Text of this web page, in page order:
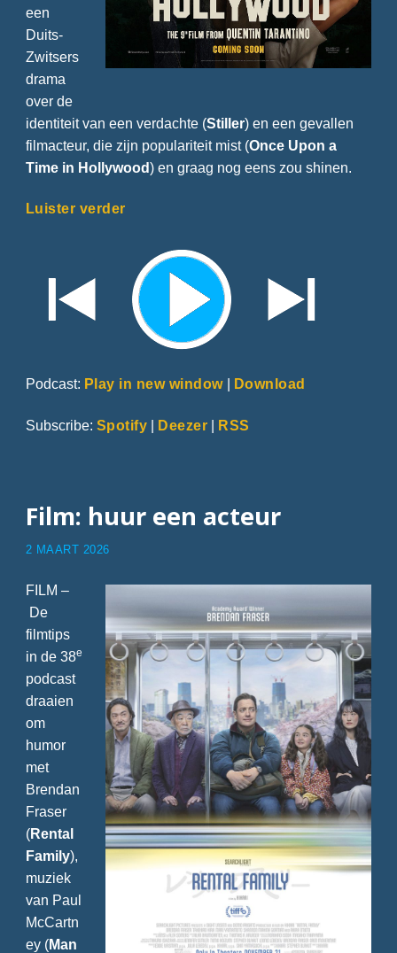
een
Duits-
Zwitsers
drama
over de
identiteit van een verdachte (Stiller) en een gevallen
filmacteur, die zijn populariteit mist (Once Upon a
Time in Hollywood) en graag nog eens zou shinen.
Luister verder
Podcast: Play in new window| Download
Subscribe: Spotify | Deezer | RSS
Film: huur een acteur
2 MAART 2026
FILM –
De
filmtips
in de 38e
podcast
draaien
om
humor
met
Brendan
Fraser
(Rental
Family),
muziek
van Paul
McCartn
ey (Man